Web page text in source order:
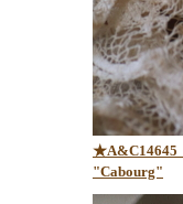
★A&C14645
"Cabourg"